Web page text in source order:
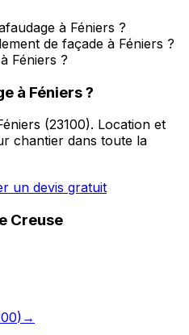
à Féniers ?
de façade à Féniers ?
Féniers ?
à Féniers?
(23100). Location et
chantier dans toute la
un devis gratuit
Creuse
) →